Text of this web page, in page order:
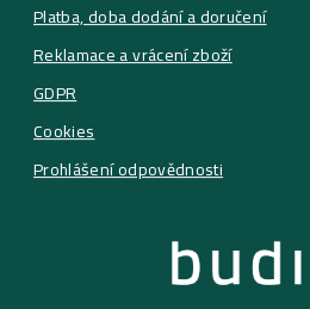
Platba, doba dodání a doručení
Reklamace a vrácení zboží
GDPR
Cookies
Prohlášení odpovědnosti